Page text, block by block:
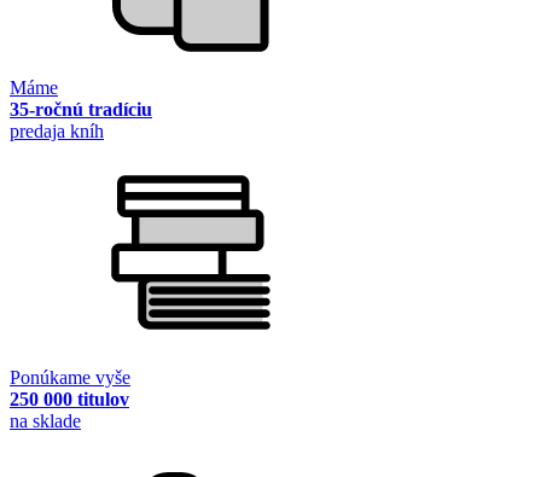
Máme
35-ročnú tradíciu
predaja kníh
Ponúkame vyše
250 000 titulov
na sklade